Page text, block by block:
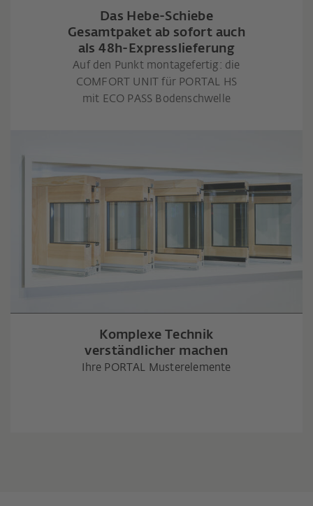
Das Hebe-Schiebe
Gesamtpaket ab sofort auch
als 48h-Expresslieferung
Auf den Punkt montagefertig: die
COMFORT UNIT für PORTAL HS
mit ECO PASS Bodenschwelle
Komplexe Technik
verständlicher machen
Ihre PORTAL Musterelemente